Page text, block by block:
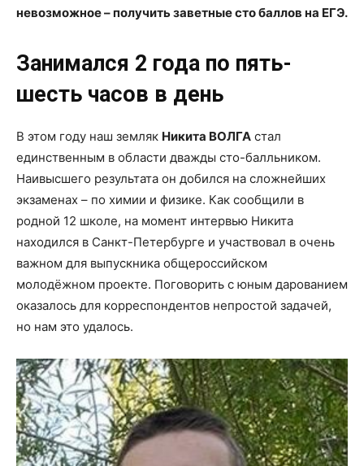
невозможное – получить заветные сто баллов на ЕГЭ.
Занимался 2 года по пять-
шесть часов в день
В этом году наш земляк Никита ВОЛГА стал
единственным в области дважды сто-балльником.
Наивысшего результата он добился на сложнейших
экзаменах – по химии и физике. Как сообщили в
родной 12 школе, на момент интервью Никита
находился в Санкт-Петербурге и участвовал в очень
важном для выпускника общероссийском
молодёжном проекте. Поговорить с юным дарованием
оказалось для корреспондентов непростой задачей,
но нам это удалось.